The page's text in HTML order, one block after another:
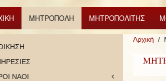
ΜΗΤΡΟΠΟΛΗ ΜΗΤΡΟΠΟΛΙΤΗΣ
Αρχική
ΝΑΟΙ